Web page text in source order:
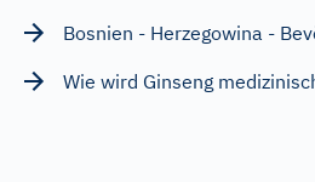
Bosnien - Herzegowina -
Wie wird Ginseng